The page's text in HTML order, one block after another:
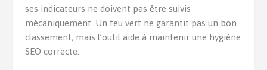
ses indicateurs ne doivent pas être suivis
mécaniquement. Un feu vert ne garantit pas un bon
classement, mais l’outil aide à maintenir une hygiène
SEO correcte.